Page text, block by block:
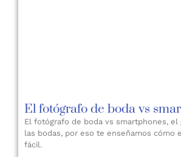
El fotógrafo de boda vs
El fotógrafo de boda vs smartphones, el
las bodas, por eso te enseñamos cómo
fácil.